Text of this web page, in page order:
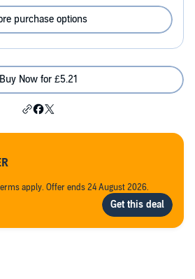
purchase options
Buy Now for £5.21
apply. Offer ends 24 August 2026.